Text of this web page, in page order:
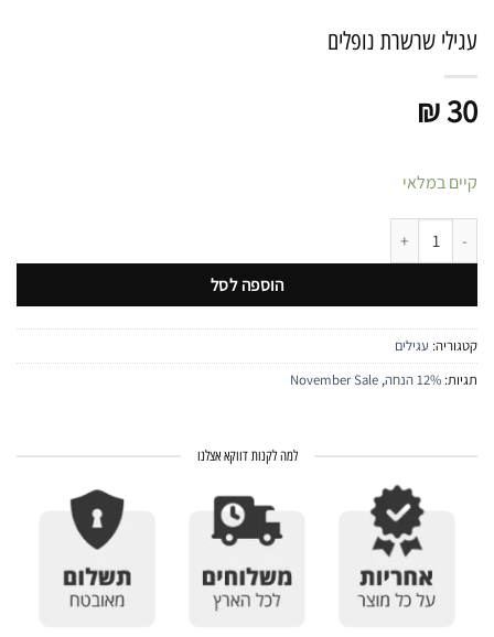
עגילי שרשרת נופלים
₪30
קיים במלאי
כמות של עגילי שרשרת נופלים
הוספה לסל
קטגוריה: עגילים
תגיות: 12% הנחה ,
November Sale
למה לקנות דווקא אצלנו